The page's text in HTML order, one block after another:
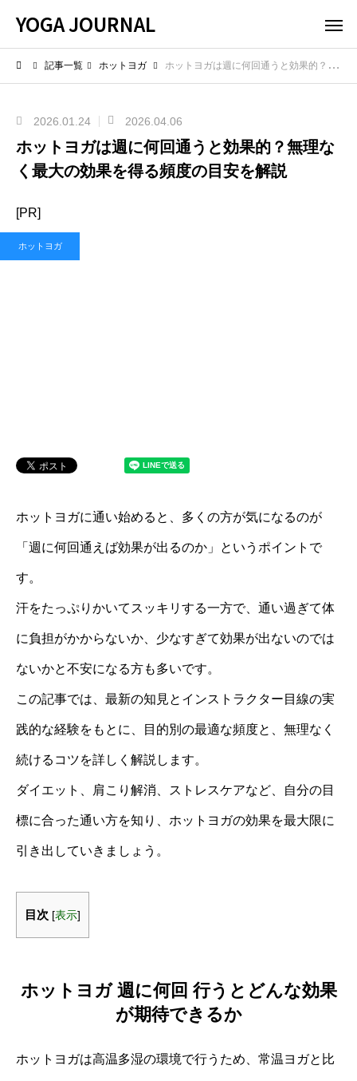
YOGA JOURNAL
記事一覧 ホットヨガ ホットヨガは週に何回通うと効果的？無理なく最大の効果を得る頻度の目安を解説
2026.01.24 2026.04.06
ホットヨガは週に何回通うと効果的？無理な
く最大の効果を得る頻度の目安を解説
[PR]
ホットヨガ
ホットヨガに通い始めると、多くの方が気になるのが
「週に何回通えば効果が出るのか」というポイントで
す。
汗をたっぷりかいてスッキリする一方で、通い過ぎて体
に負担がかからないか、少なすぎて効果が出ないのでは
ないかと不安になる方も多いです。
この記事では、最新の知見とインストラクター目線の実
践的な経験をもとに、目的別の最適な頻度と、無理なく
続けるコツを詳しく解説します。
ダイエット、肩こり解消、ストレスケアなど、自分の目
標に合った通い方を知り、ホットヨガの効果を最大限に
引き出していきましょう。
目次 [表示]
ホットヨガ 週に何回 行うとどんな効果
が期待できるか
ホットヨガは高温多湿の環境で行うため、常温ヨガと比